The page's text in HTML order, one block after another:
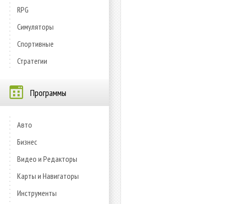
RPG
Симуляторы
Спортивные
Стратегии
Программы
Авто
Бизнес
Видео и Редакторы
Карты и Навигаторы
Инструменты